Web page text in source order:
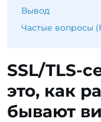
SSL/TLS-
это, как
бывают
Вывод
Частые вопросы